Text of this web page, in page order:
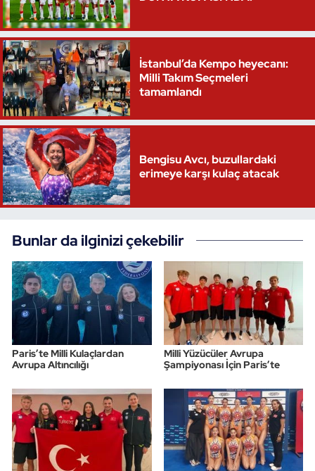
İstanbul’da Kempo heyecanı:
Milli Takım Seçmeleri
tamamlandı
Bengisu Avcı, buzullardaki
erimeye karşı kulaç atacak
Bunlar da ilginizi çekebilir
Paris’te Milli Kulaçlardan
Avrupa Altıncılığı
Milli Yüzücüler Avrupa
Şampiyonası İçin Paris’te
Triatlon
Voleybol
Vücut Geliştirme Fitness
Wushu Kungfu
Yelken
Yüzme